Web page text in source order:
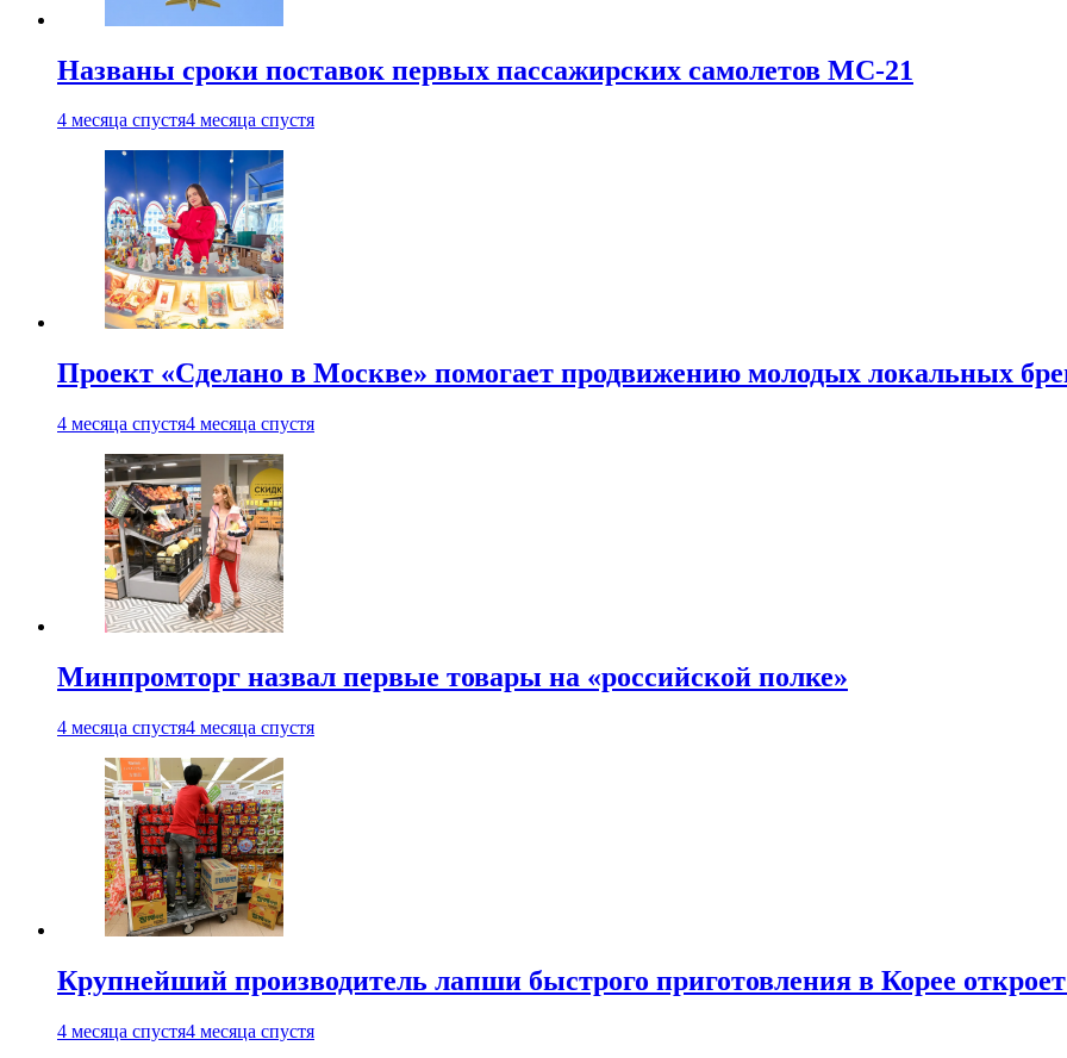
Названы сроки поставок первых пассажирских самолетов МС-21
4 месяца спустя4 месяца спустя
Проект «Сделано в Москве» помогает продвижению молодых локальных
4 месяца спустя4 месяца спустя
Минпромторг назвал первые товары на «российской полке»
4 месяца спустя4 месяца спустя
Крупнейший производитель лапши быстрого приготовления в Корее
4 месяца спустя4 месяца спустя